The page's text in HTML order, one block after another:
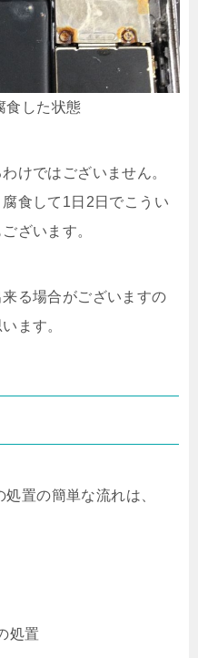
食した状態
けではございません。
食して1日2日でこうい
ざいます。
る場合がございますの
ます。
置の簡単な流れは、
処置